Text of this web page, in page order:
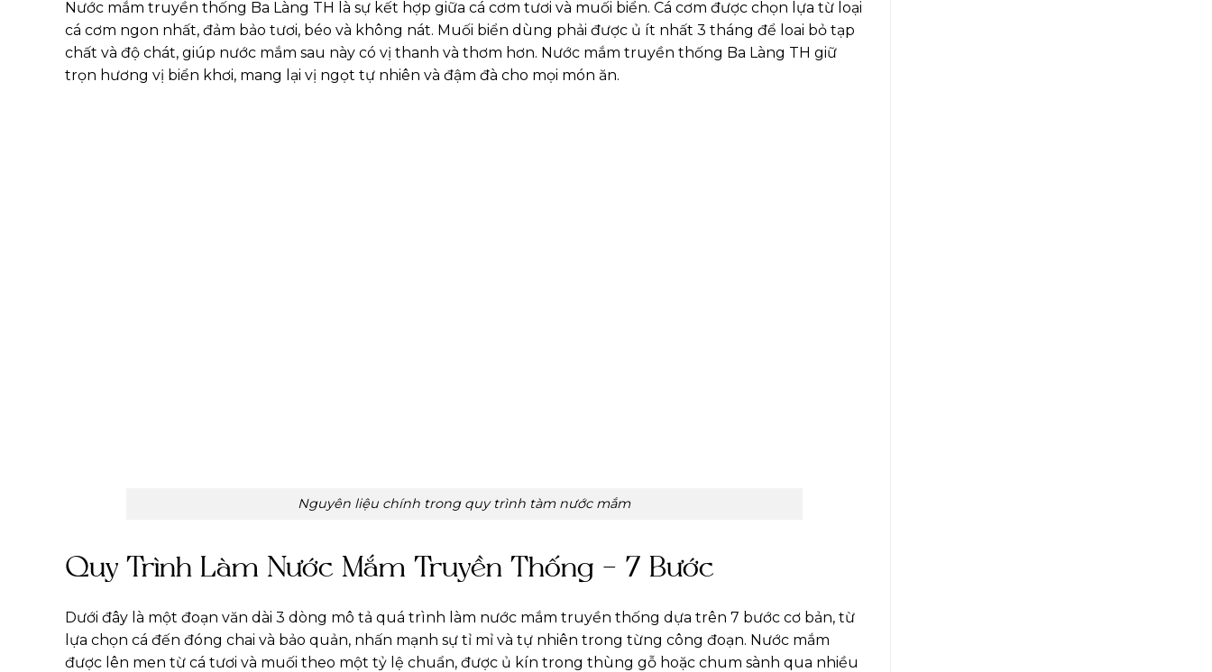
Nước mắm truyền thống Ba Làng TH là sự kết hợp giữa cá cơm tươi và muối biển. Cá cơm được chọn lựa từ loại
cá cơm ngon nhất, đảm bảo tươi, béo và không nát. Muối biển dùng phải được ủ ít nhất 3 tháng để loai bỏ tạp
chất và độ chát, giúp nước mắm sau này có vị thanh và thơm hơn. Nước mắm truyền thống Ba Làng TH giữ
trọn hương vị biển khơi, mang lại vị ngọt tự nhiên và đậm đà cho mọi món ăn.
Nguyên liệu chính trong quy trình tàm nước mắm
Quy Trình Làm Nước Mắm Truyền Thống – 7 Bước
Dưới đây là một đoạn văn dài 3 dòng mô tả quá trình làm nước mắm truyền thống dựa trên 7 bước cơ bản, từ
lựa chọn cá đến đóng chai và bảo quản, nhấn mạnh sự tỉ mỉ và tự nhiên trong từng công đoạn. Nước mắm
được lên men từ cá tươi và muối theo một tỷ lệ chuẩn, được ủ kín trong thùng gỗ hoặc chum sành qua nhiều